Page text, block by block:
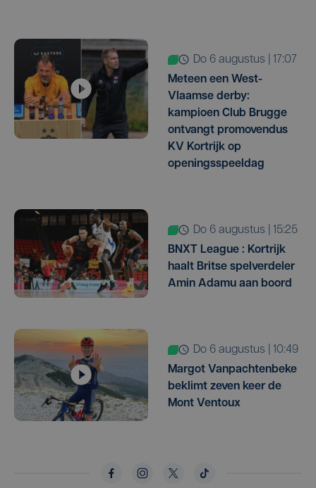
do 6 augustus | 17:07
Meteen een West-
Vlaamse derby:
kampioen Club Brugge
ontvangt promovendus
KV Kortrijk op
openingsspeeldag
do 6 augustus | 15:25
BNXT League : Kortrijk
haalt Britse spelverdeler
Amin Adamu aan boord
do 6 augustus | 10:49
Margot Vanpachtenbeke
beklimt zeven keer de
Mont Ventoux